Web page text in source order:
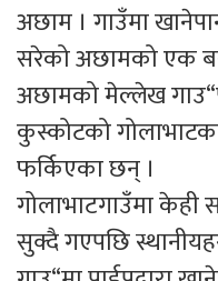
अछाम । गाउँमा
सरेको अछामको एक
अछामको मेल्लेख
कुस्कोटको
फर्किएका छन् ।
गोलाभाटगाउँमा केही
सुक्दै गएपछि